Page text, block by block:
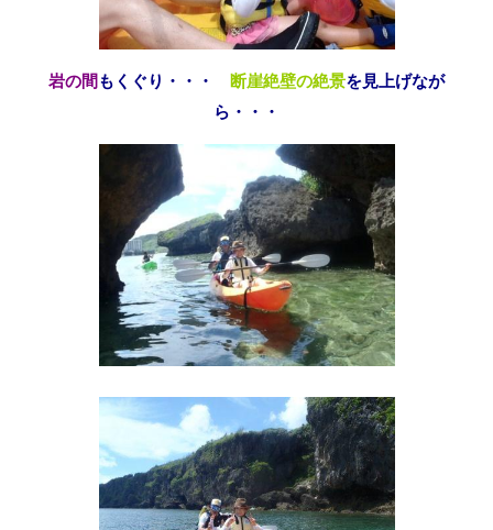
岩の間 もくぐり・・・ 断崖絶壁の絶景を見上げなが
ら・・・